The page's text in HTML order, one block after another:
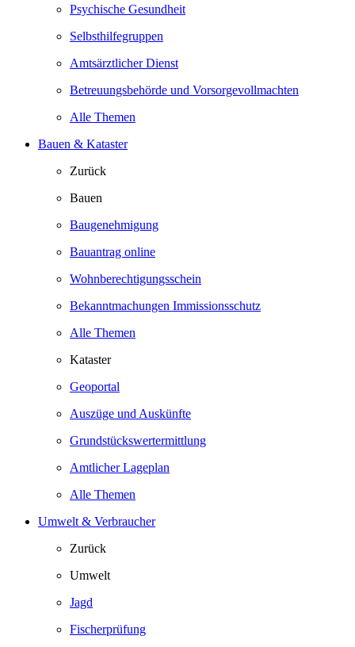
Psychische Gesundheit
Selbsthilfegruppen
Amtsärztlicher Dienst
Betreuungsbehörde und Vorsorgevollmachten
Alle Themen
Bauen & Kataster
Zurück
Bauen
Baugenehmigung
Bauantrag online
Wohnberechtigungsschein
Bekanntmachungen Immissionsschutz
Alle Themen
Kataster
Geoportal
Auszüge und Auskünfte
Grundstückswertermittlung
Amtlicher Lageplan
Alle Themen
Umwelt & Verbraucher
Zurück
Umwelt
Jagd
Fischerprüfung